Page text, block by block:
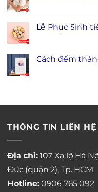
Lễ Phục Sinh
Cách đếm
THÔNG TIN LIÊN HỆ
Địa chỉ: 107 Xa lộ Hà
Đức (quận 2), Tp. HCM
Hotline: 0906 765 092